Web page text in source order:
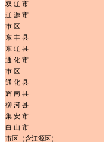
双 辽 市
辽 源 市
市 区
东 丰 县
东 辽 县
通 化 市
市 区
通 化 县
辉 南 县
柳 河 县
集 安 市
白 山 市
市区（含江源区）